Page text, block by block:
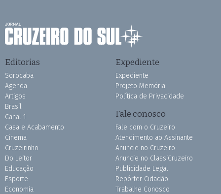
Editorias
Sorocaba
Agenda
Artigos
Brasil
Canal 1
Casa e Acabamento
Cinema
Cruzeirinho
Do Leitor
Educação
Esporte
Economia
Expediente
Expediente
Projeto Memória
Política de Privacidade
Fale conosco
Fale com o Cruzeiro
Atendimento ao Assinante
Anuncie no Cruzeiro
Anuncie no ClassiCruzeiro
Publicidade Legal
Repórter Cidadão
Trabalhe Conosco